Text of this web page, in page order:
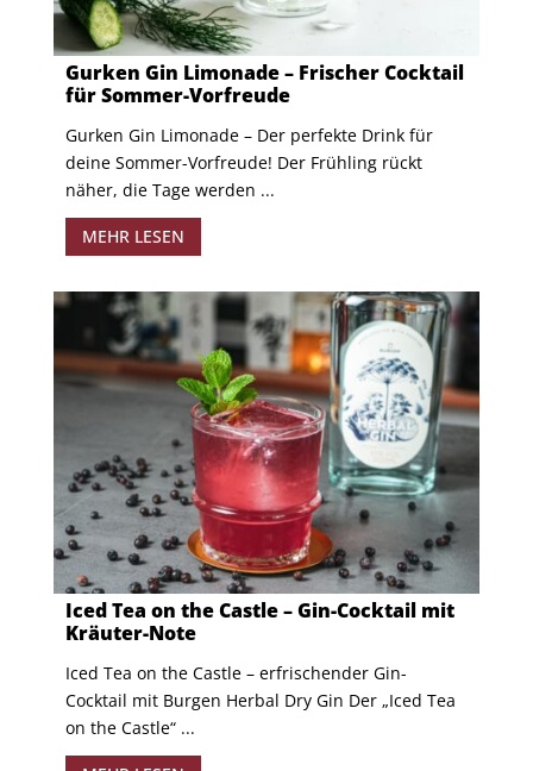
Gurken Gin Limonade – Frischer Cocktail
für Sommer-Vorfreude
Gurken Gin Limonade – Der perfekte Drink für
deine Sommer-Vorfreude! Der Frühling rückt
näher, die Tage werden ...
MEHR LESEN
Iced Tea on the Castle – Gin-Cocktail mit
Kräuter-Note
Iced Tea on the Castle – erfrischender Gin-
Cocktail mit Burgen Herbal Dry Gin Der „Iced Tea
on the Castle“ ...